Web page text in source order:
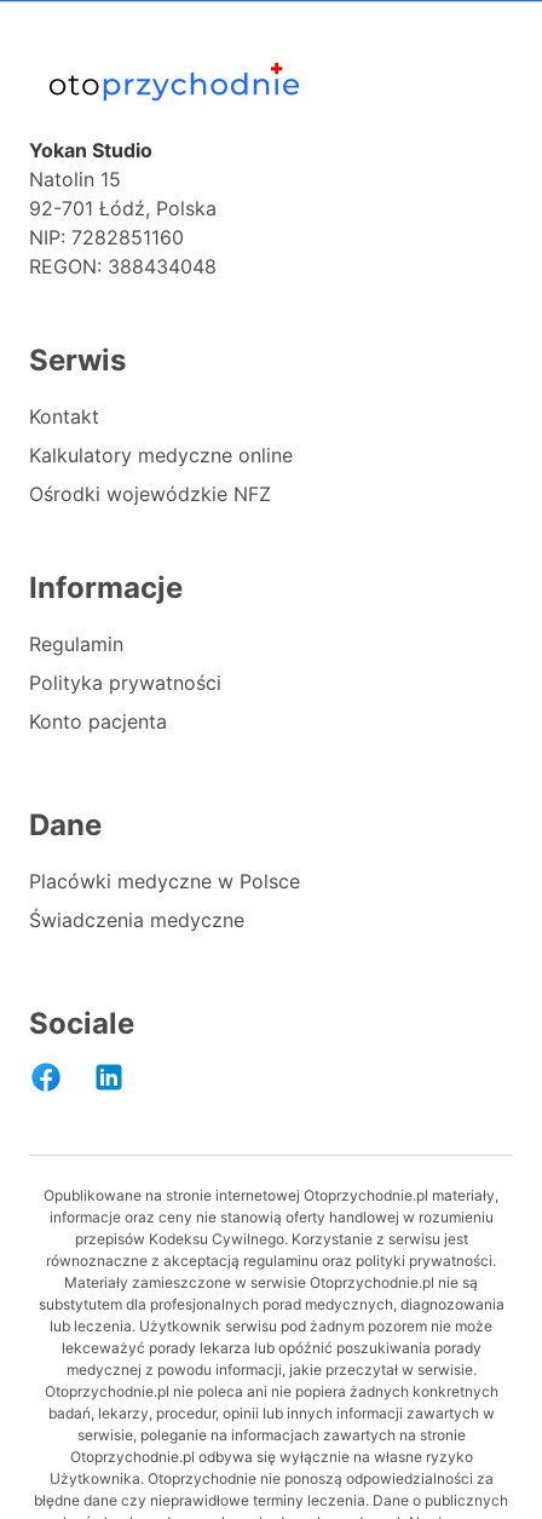
Yokan Studio
Natolin 15
92-701 Łódź, Polska
NIP: 7282851160
REGON: 388434048
Serwis
Kontakt
Kalkulatory medyczne online
Ośrodki wojewódzkie NFZ
Informacje
Regulamin
Polityka prywatności
Konto pacjenta
Dane
Placówki medyczne w Polsce
Świadczenia medyczne
Sociale
Opublikowane na stronie internetowej Otoprzychodnie.pl materiały,
informacje oraz ceny nie stanowią oferty handlowej w rozumieniu
przepisów Kodeksu Cywilnego. Korzystanie z serwisu jest
równoznaczne z akceptacją regulaminu oraz polityki prywatności.
Materiały zamieszczone w serwisie Otoprzychodnie.pl nie są
substytutem dla profesjonalnych porad medycznych, diagnozowania
lub leczenia. Użytkownik serwisu pod żadnym pozorem nie może
lekceważyć porady lekarza lub opóźnić poszukiwania porady
medycznej z powodu informacji, jakie przeczytał w serwisie.
Otoprzychodnie.pl nie poleca ani nie popiera żadnych konkretnych
badań, lekarzy, procedur, opinii lub innych informacji zawartych w
serwisie, poleganie na informacjach zawartych na stronie
Otoprzychodnie.pl odbywa się wyłącznie na własne ryzyko
Użytkownika. Otoprzychodnie nie ponoszą odpowiedzialności za
błędne dane czy nieprawidłowe terminy leczenia. Dane o publicznych